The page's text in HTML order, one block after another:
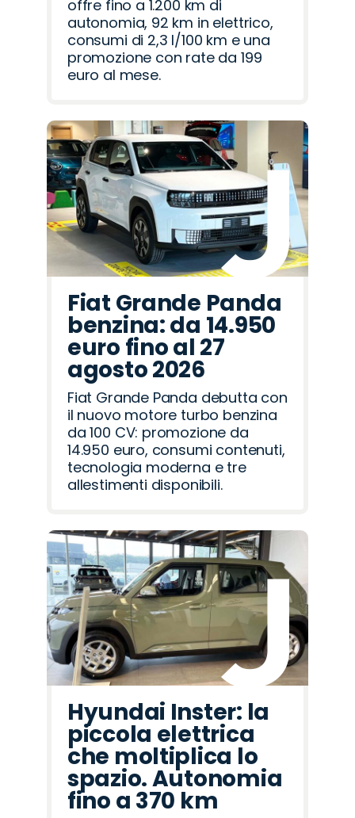
offre fino a 1.200 km di
autonomia, 92 km in elettrico,
consumi di 2,3 l/100 km e una
promozione con rate da 199
euro al mese.
Fiat Grande Panda
benzina: da 14.950
euro fino al 27
agosto 2026
Fiat Grande Panda debutta con
il nuovo motore turbo benzina
da 100 CV: promozione da
14.950 euro, consumi contenuti,
tecnologia moderna e tre
allestimenti disponibili.
Hyundai Inster: la
piccola elettrica
che moltiplica lo
spazio. Autonomia
fino a 370 km